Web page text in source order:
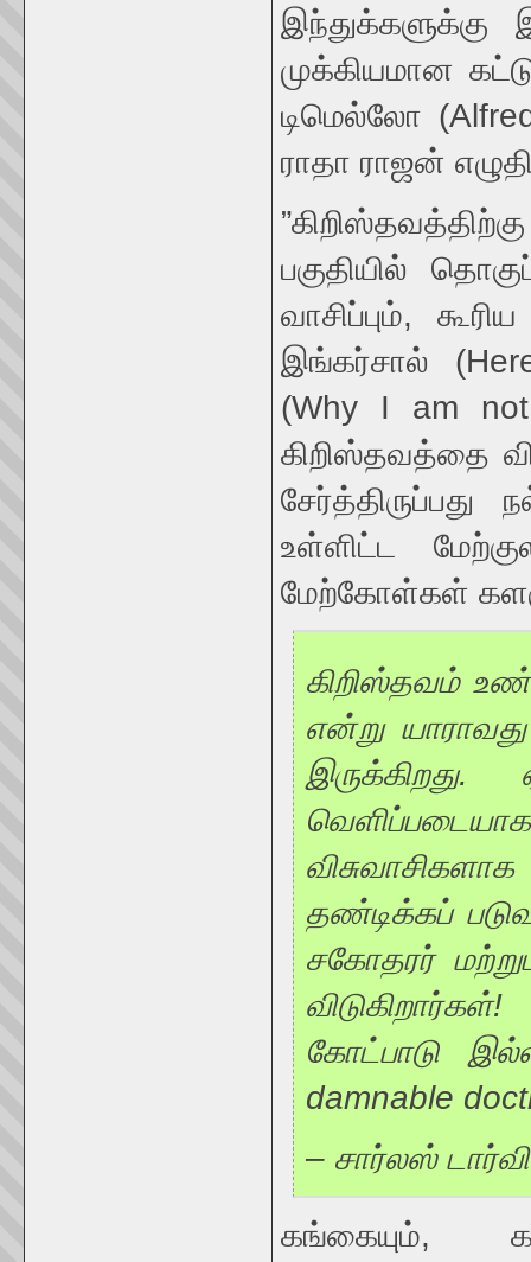
முக்கியமான
டிமெல்லோ
ராதா ராஜன்
பகுதியில்
வாசிப்பும்,
இங்கர்சால்
(Why I am
கிறிஸ்தவத்தை
உள்ளிட்ட
மேற்கோள்கள்
கிறிஸ்தவம்
என்று
தண்டிக்கப்
சகோதரர்
கோட்பாடு
damnable
– சார்லஸ்
கங்கையும்,